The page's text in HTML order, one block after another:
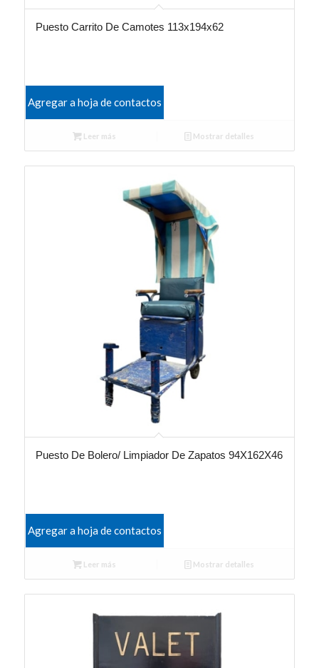
Puesto Carrito De Camotes 113x194x62
Agregar a hoja de contactos
Leer más Mostrar detalles
Puesto De Bolero/ Limpiador De Zapatos 94X162X46
Agregar a hoja de contactos
Leer más Mostrar detalles